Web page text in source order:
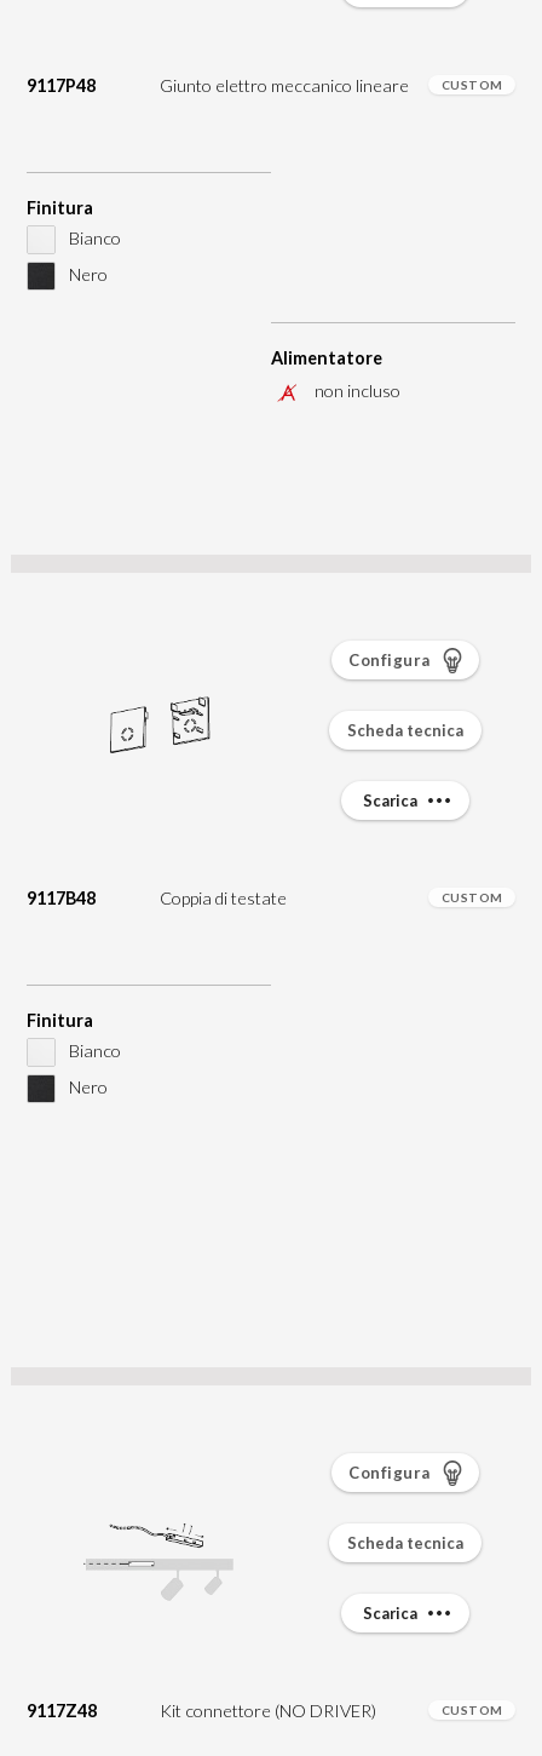
9117P48 Giunto elettro meccanico lineare CUSTOM
Finitura
Bianco
Nero
Alimentatore
non incluso
9117B48 Coppia di testate CUSTOM
Finitura
Bianco
Nero
Configura
Scheda tecnica
Scarica
9117Z48 Kit connettore (NO DRIVER) CUSTOM
Configura
Scheda tecnica
Scarica